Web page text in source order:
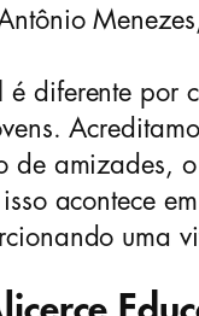
é diferente
de amizades,
acontece
uma